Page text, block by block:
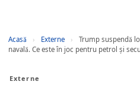
Acasă › Externe ›
Trump suspendă
navală. Ce este în joc pentru petrol și
Externe